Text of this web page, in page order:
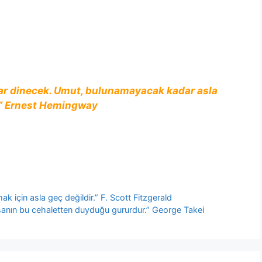
dinecek. Umut, bulunamayacak kadar asla
Ernest Hemingway
için asla geç değildir.” F. Scott Fitzgerald
bu cehaletten duyduğu gururdur.” George Takei